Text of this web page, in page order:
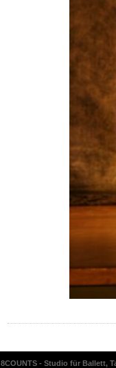
8COUNTS - Studio für Ballett,